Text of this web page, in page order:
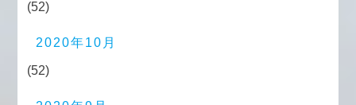
(52)
2020年10月
(52)